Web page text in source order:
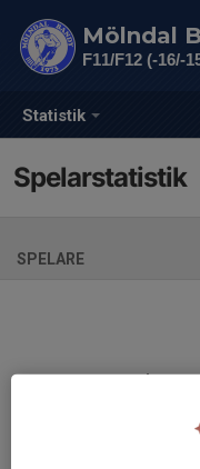
Statistik
Mölndal
F11/F12 (-16/-
Spelarstatistik
SPELARE
Ingen
När ni fyller i